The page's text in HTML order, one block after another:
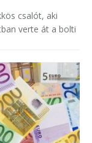
csalót, aki
verte át a bolti